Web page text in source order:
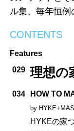
ル集、毎年恒例
CONTENTS
Features
029 理想の
034 HOW TO
by
HYKEの家